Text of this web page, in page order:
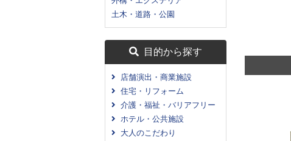
土木・道路・公園
目的から探す
店舗演出・商業施設
住宅・リフォーム
介護・福祉・バリアフリー
ホテル・公共施設
大人のこだわり